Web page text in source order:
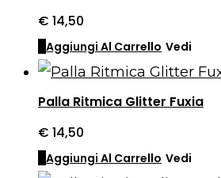
€ 14,50
Aggiungi Al Carrello Vedi
Palla Ritmica Glitter Fuxia
€ 14,50
Aggiungi Al Carrello Vedi